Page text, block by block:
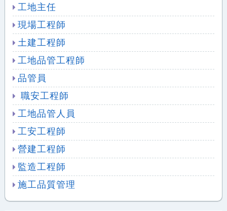
工地主任
現場工程師
土建工程師
工地品管工程師
品管員
職安工程師
工地品管人員
工安工程師
營建工程師
監造工程師
施工品質管理